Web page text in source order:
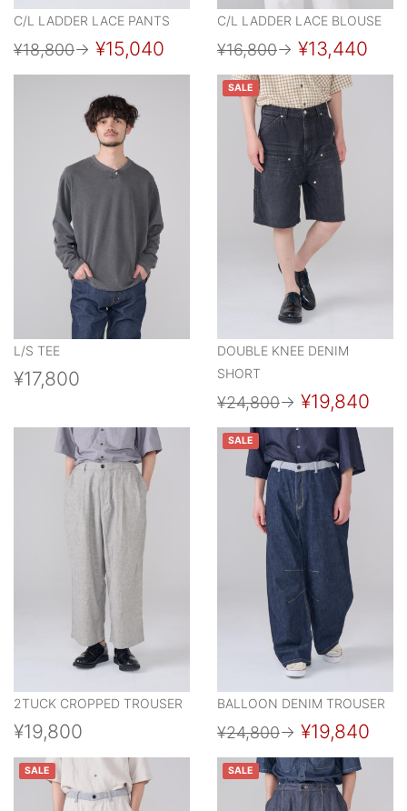
C/L LADDER LACE PANTS
¥18,800→ ¥15,040
C/L LADDER LACE BLOUSE
¥16,800→ ¥13,440
L/S TEE
¥17,800
SALE
DOUBLE KNEE DENIM
SHORT
¥24,800→ ¥19,840
2TUCK CROPPED TROUSER
¥19,800
SALE
BALLOON DENIM TROUSER
¥24,800→ ¥19,840
SALE SALE